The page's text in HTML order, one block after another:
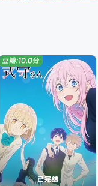
已完结
豆瓣:10.0分